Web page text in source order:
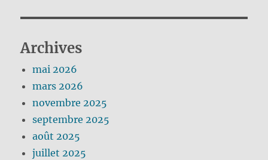
Archives
mai 2026
mars 2026
novembre 2025
septembre 2025
août 2025
juillet 2025